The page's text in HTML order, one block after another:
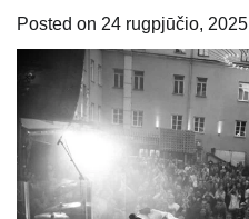
Posted on 24 rugpjūčio, 2025